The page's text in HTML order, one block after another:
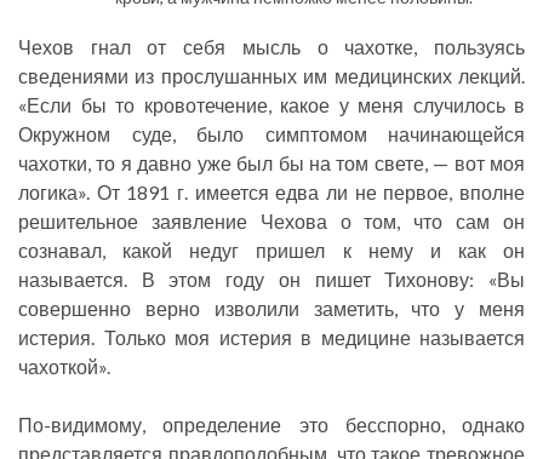
Чехов гнал от себя мысль о чахотке, пользуясь
сведениями из прослушанных им медицинских лекций.
«Если бы то кровотечение, какое у меня случилось в
Окружном суде, было симптомом начинающейся
чахотки, то я давно уже был бы на том свете, — вот моя
логика». От 1891 г. имеется едва ли не первое, вполне
решительное заявление Чехова о том, что сам он
сознавал, какой недуг пришел к нему и как он
называется. В этом году он пишет Тихонову: «Вы
совершенно верно изволили заметить, что у меня
истерия. Только моя истерия в медицине называется
чахоткой».
По-видимому, определение это бесспорно, однако
представляется правдоподобным, что такое тревожное